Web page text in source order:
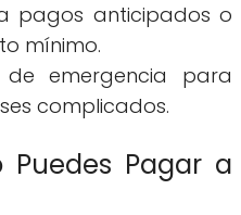
pagos anticipados o
mínimo.
emergencia para
complicados.
Puedes Pagar a